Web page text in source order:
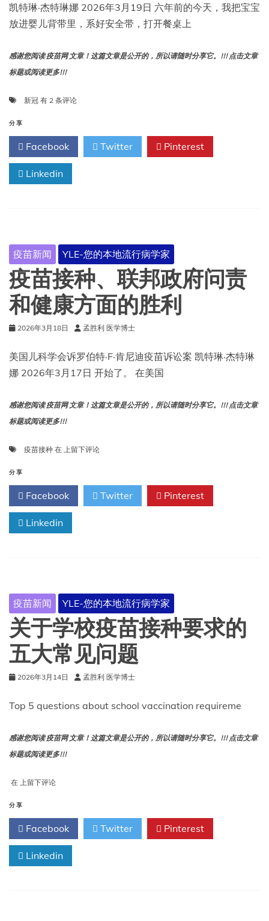
莱
姆
病
苗、
通
冒
及
好
消
息
凯特琳·杰特琳娜 2026年3月19日 六年前的今天，我把宝宝
放进婴儿背带里，系好安全带，打开餐桌上
感谢您阅读 疫苗网 文章！这篇文章是公开的，所以请随时分享它。!!! 点击文章
标题或阅读更多!!!
新冠 新
情
六
年
后
有 2 条评论
分享
Facebook Twitter Pinterest
Linkedin
疫苗新闻 YLE-您的本地流行病学家
疫苗接种、联邦政府问责
和健康方面的胜利
2026年3月18日 孟胜利 医学博士
美国儿科学会诉罗伯特·F·肯尼迪疫苗诉讼案 凯特琳·杰特琳
娜 2026年3月17日 开始了。 在美国
感谢您阅读 疫苗网 文章！这篇文章是公开的，所以请随时分享它。!!! 点击文章
标题或阅读更多!!!
疫苗接种 在 疫
种、
联
邦
府
康
方
面
的
胜
利
上留下评论
分享
Facebook Twitter Pinterest
Linkedin
疫苗新闻 YLE-您的本地流行病学家
关于学校疫苗接种要求的
五大常见问题
2026年3月14日 孟胜利 医学博士
Top 5 questions about school vaccination requireme
感谢您阅读 疫苗网 文章！这篇文章是公开的，所以请随时分享它。!!! 点击文章
标题或阅读更多!!!
在 关
学
校
疫
苗
接
种
上留下评论
分享
Facebook Twitter Pinterest
Linkedin